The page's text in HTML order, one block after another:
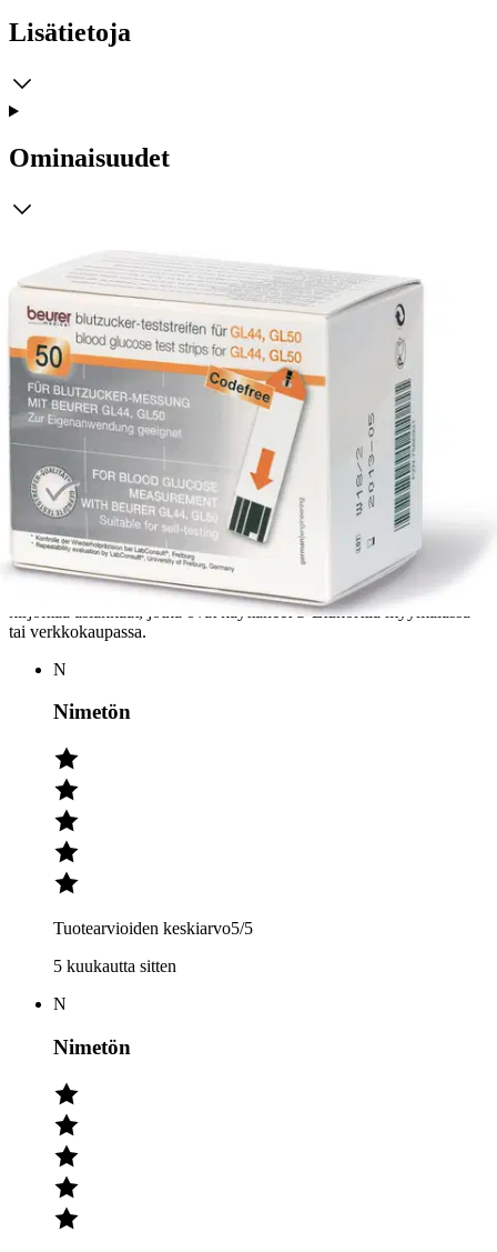
Lisätietoja
Ominaisuudet
Arviot
Tuotearvioiden keskiarvo4,3/5
(9)arviota
Julkaisemme tuotearvioita vain varmistetuista ostoksista. Niitä voivat
kirjoittaa asiakkaat, jotka ovat käyttäneet S-Etukorttia myymälässä
tai verkkokaupassa.
N
Nimetön
Tuotearvioiden keskiarvo5/5
5 kuukautta sitten
N
Nimetön